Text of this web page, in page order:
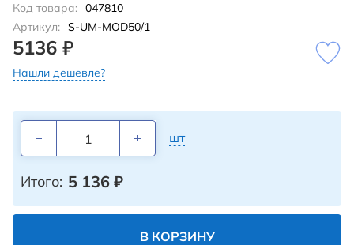
Код товара: 047810
Артикул: S-UM-MOD50/1
5136 ₽
Нашли дешевле?
шт
Итого: 5 136 ₽
В КОРЗИНУ